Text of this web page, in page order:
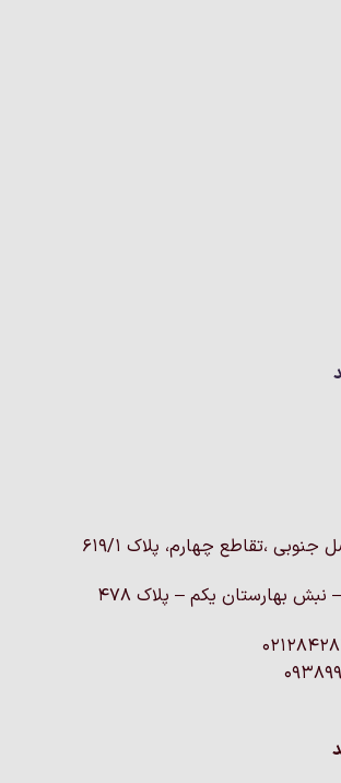
،تقاطع چهارم، پلاک 619/1
نبش بهارستان یکم – پلاک ۴۷۸